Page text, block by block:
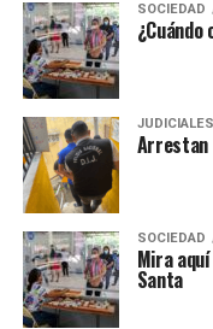
SOCIEDAD
JUDICIALES
Arrestan
SOCIEDAD
Mira
Santa